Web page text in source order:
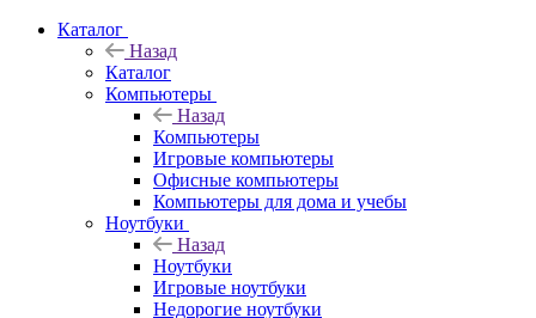
Каталог
Назад
Каталог
Компьютеры
Назад
Компьютеры
Игровые компьютеры
Офисные компьютеры
Компьютеры для дома и учебы
Ноутбуки
Назад
Ноутбуки
Игровые ноутбуки
Недорогие ноутбуки